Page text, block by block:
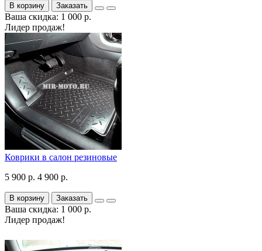
В корзину Заказать
Ваша скидка: 1 000 р.
Лидер продаж!
Коврики в салон резиновые
5 900 р. 4 900 р.
В корзину Заказать
Ваша скидка: 1 000 р.
Лидер продаж!